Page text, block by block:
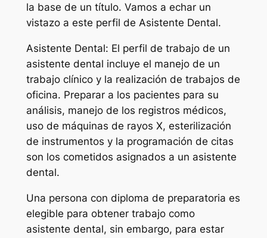
la base de un título. Vamos a echar un
vistazo a este perfil de Asistente Dental.
Asistente Dental: El perfil de trabajo de un
asistente dental incluye el manejo de un
trabajo clínico y la realización de trabajos de
oficina. Preparar a los pacientes para su
análisis, manejo de los registros médicos,
uso de máquinas de rayos X, esterilización
de instrumentos y la programación de citas
son los cometidos asignados a un asistente
dental.
Una persona con diploma de preparatoria es
elegible para obtener trabajo como
asistente dental, sin embargo, para estar